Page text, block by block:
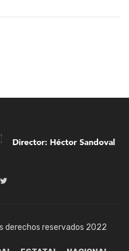
derechos reservados 2022